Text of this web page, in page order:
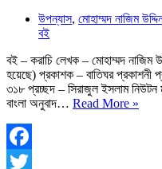
উপন্যাস, মোহাম্মদ নাজিম
বই
বই – করাচি লেখক – মোহাম্মদ নাজিম
হয়েছে) প্রকাশক – বাতিঘর
৩১৮ প্রচ্ছদ – সিরাজুল ইসলাম নিউটন
বাংলা অনুবাদ… Read More »
Facebook